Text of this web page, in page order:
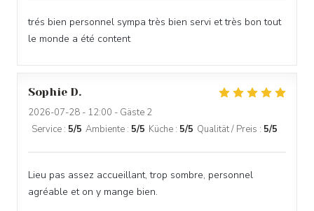
trés bien personnel sympa très bien servi et très bon tout
le monde a été content
Sophie D
2026-07-28 - 12:00 - Gäste 2
Service : 5/5 Ambiente : 5/5 Küche : 5/5 Qualität / Preis : 5/5
Lieu pas assez accueillant, trop sombre, personnel
agréable et on y mange bien.